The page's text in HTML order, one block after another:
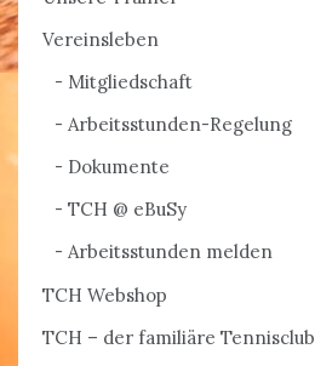
Vereinsleben
Mitgliedschaft
Arbeitsstunden-Regelung
Dokumente
TCH @ eBuSy
Arbeitsstunden melden
TCH Webshop
TCH – der familiäre Tennisclub